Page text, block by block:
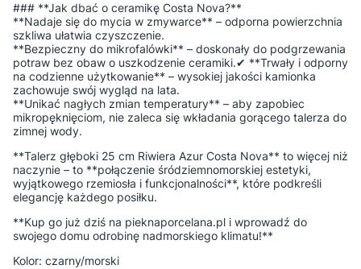
### **Jak dbać o ceramikę Costa Nova?**
**Nadaje się do mycia w zmywarce** – odporna powierzchnia
szkliwa ułatwia czyszczenie.
**Bezpieczny do mikrofalówki** – doskonały do podgrzewania
potraw bez obaw o uszkodzenie ceramiki.✔ **Trwały i odporny
na codzienne użytkowanie** – wysokiej jakości kamionka
zachowuje swój wygląd na lata.
**Unikać nagłych zmian temperatury** – aby zapobiec
mikropęknięciom, nie zaleca się wkładania gorącego talerza do
zimnej wody.
**Talerz głęboki 25 cm Riwiera Azur Costa Nova** to więcej niż
naczynie – to **połączenie śródziemnomorskiej estetyki,
wyjątkowego rzemiosła i funkcjonalności**, które podkreśli
elegancję każdego posiłku.
**Kup go już dziś na pieknaporcelana.pl i wprowadź do
swojego domu odrobinę nadmorskiego klimatu!**
Kolor: czarny/morski